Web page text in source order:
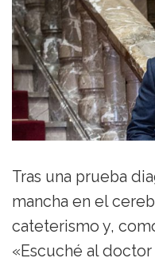
Tras una prueba
mancha en el
cateterismo y,
«Escuché al doctor